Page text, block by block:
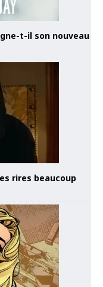
t-il son nouveau
rires beaucoup